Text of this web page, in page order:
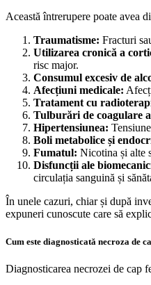
Această întrerupere poate avea
Traumatisme: Fracturi
Utilizarea cronică a
risc major.
Consumul excesiv de
Afecțiuni medicale:
Tratament cu
Tulburări de coagulare
Hipertensiunea:
Boli metabolice și
Fumatul: Nicotina și alte
Disfuncții ale
circulația sanguină și
În unele cazuri, chiar și după
expuneri cunoscute care să
Cum este diagnosticată necroza de
Diagnosticarea necrozei de cap